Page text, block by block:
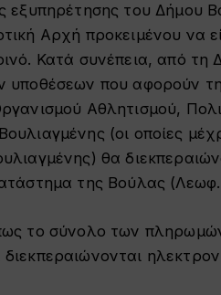
εξυπηρέτησης του Δήμου
Αρχή προκειμένου να
Κατά συνέπεια, από τη
υποθέσεων που αφορούν
Αθλητισμού,
(οι οποίες
θα
της Βούλας
το σύνολο των